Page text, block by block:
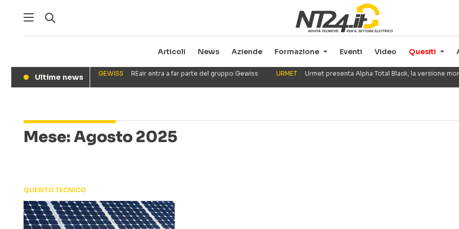
Articoli News Aziende Formazione Eventi Video Quesiti
● Ultime news GEWISS REair entra a far parte del gruppo Gewiss URMET Urmet presenta Alpha Total Black, la versione
Mese:Agosto 2025
QUESITO TECNICO